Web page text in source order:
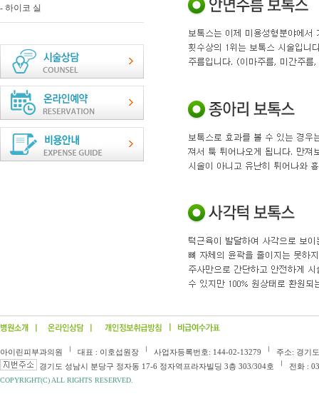
- 하이코 실
아이린피부과의원 대표 : 이호섭원장 사업자등록번호: 144-02-13279
주소: 경기
경기도 성남시 분당구 정자동 17-6 정자역프라자빌딩 3층 303/304호
전화 :
COPYRIGHT(C) ALL RIGHTS RESERVED.